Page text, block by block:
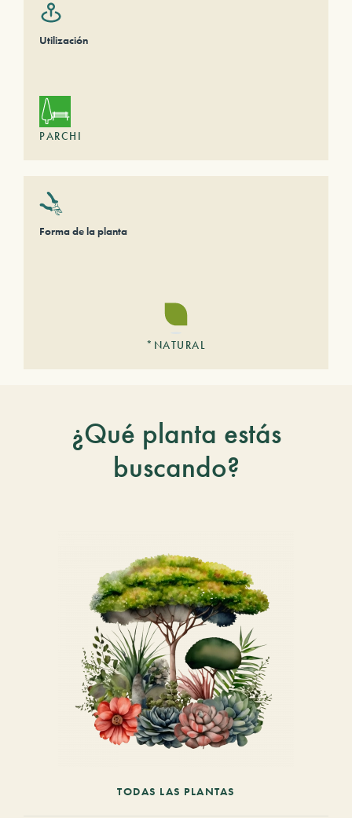
Utilización
PARCHI
Forma de la planta
*NATURAL
¿Qué planta estás
buscando?
TODAS LAS PLANTAS